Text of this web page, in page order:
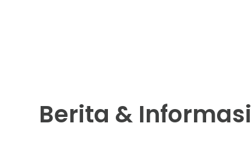
Berita & Informasi